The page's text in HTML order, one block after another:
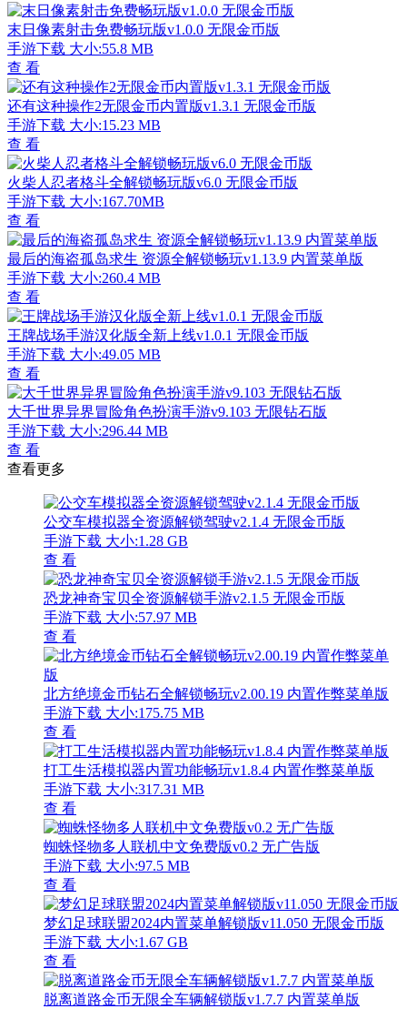
末日像素射击免费畅玩版v1.0.0 无限金币版
手游下载 大小:55.8 MB
查 看
还有这种操作2无限金币内置版v1.3.1 无限金币版
手游下载 大小:15.23 MB
查 看
火柴人忍者格斗全解锁畅玩版v6.0 无限金币版
手游下载 大小:167.70MB
查 看
最后的海盗孤岛求生 资源全解锁畅玩v1.13.9 内置菜单版
手游下载 大小:260.4 MB
查 看
王牌战场手游汉化版全新上线v1.0.1 无限金币版
手游下载 大小:49.05 MB
查 看
大千世界异界冒险角色扮演手游v9.103 无限钻石版
手游下载 大小:296.44 MB
查 看
查看更多
公交车模拟器全资源解锁驾驶v2.1.4 无限金币版
手游下载 大小:1.28 GB
查 看
恐龙神奇宝贝全资源解锁手游v2.1.5 无限金币版
手游下载 大小:57.97 MB
查 看
北方绝境金币钻石全解锁畅玩v2.00.19 内置作弊菜单版
手游下载 大小:175.75 MB
查 看
打工生活模拟器内置功能畅玩v1.8.4 内置作弊菜单版
手游下载 大小:317.31 MB
查 看
蜘蛛怪物多人联机中文免费版v0.2 无广告版
手游下载 大小:97.5 MB
查 看
梦幻足球联盟2024内置菜单解锁版v11.050 无限金币版
手游下载 大小:1.67 GB
查 看
脱离道路金币无限全车辆解锁版v1.7.7 内置菜单版